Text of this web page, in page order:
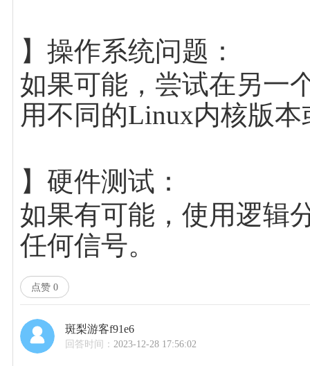
】操作系统问题：
如果可能，尝试在另一
用不同的Linux内核版
】硬件测试：
如果有可能，使用逻辑
任何信号。
点赞 0
斑梨游客f91e6
回答时间：2023-12-28 17:56:02